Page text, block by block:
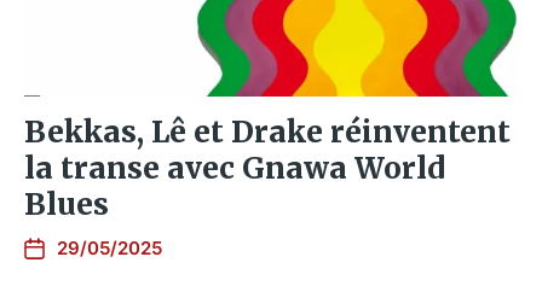
Bekkas, Lê et Drake réinventent
la transe avec Gnawa World
Blues
29/05/2025